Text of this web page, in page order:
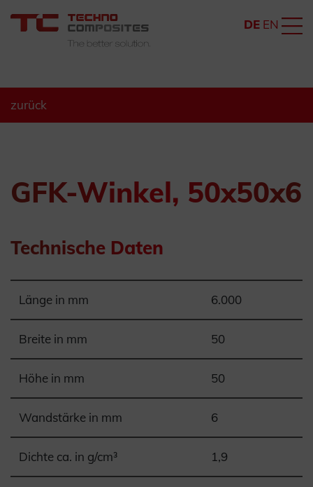
DE EN
zurück
GFK-Winkel, 50x50x6
Technische Daten
Länge in mm 6.000
Breite in mm 50
Höhe in mm 50
Wandstärke in mm 6
Dichte ca. in g/cm³ 1,9